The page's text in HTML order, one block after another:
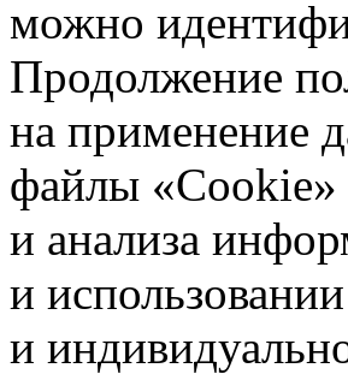
можно
Продолжение
на применение
файлы «Cookie»
и анализа
и
и